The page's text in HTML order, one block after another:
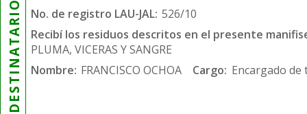
DESTINATARIO
No. de registro LAU-JAL: 526/10
Recibí los residuos descritos en el presente
PLUMA, VICERAS Y SANGRE
Nombre: FRANCISCO OCHOA Cargo: Encargado de